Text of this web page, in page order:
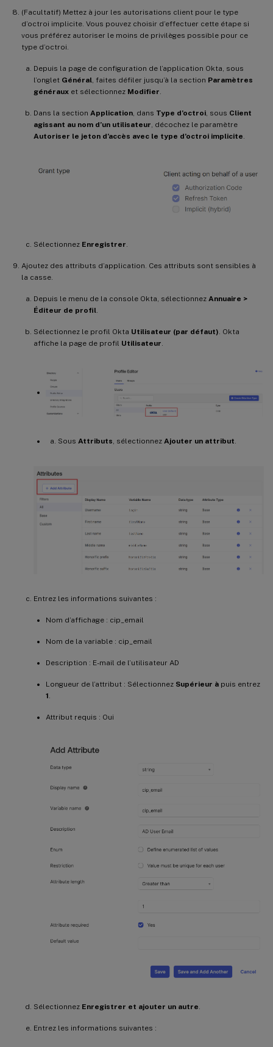
(Facultatif) Mettez à jour les autorisations client pour le type
d’octroi implicite. Vous pouvez choisir d’effectuer cette étape si
vous préférez autoriser le moins de privilèges possible pour ce
type d’octroi.
Depuis la page de configuration de l’application Okta, sous
l’onglet Général , faites défiler jusqu’à la section Paramètres
généraux et sélectionnez Modifier
Dans la section Application , dans Type d’octroi , sous Client
agissant au nom d’un utilisateur , décochez le paramètre
Autoriser le jeton d’accès avec le type d’octroi implicite
Sélectionnez Enregistrer.
Ajoutez des attributs d’application. Ces attributs sont sensibles à
la casse.
Depuis le menu de la console Okta, sélectionnez Annuaire >
Éditeur de profil.
Sélectionnez le profil Okta Utilisateur (par défaut). Okta
affiche la page de profil Utilisateur.
Sous Attributs, sélectionnez Ajouter un attribut.
Entrez les informations suivantes :
Nom d’affichage : cip_email
Nom de la variable : cip_email
Description : E-mail de l’utilisateur AD
Longueur de l’attribut : Sélectionnez Supérieur à puis entrez
1
Attribut requis : Oui
Sélectionnez Enregistrer et ajouter un autre
Entrez les informations suivantes :